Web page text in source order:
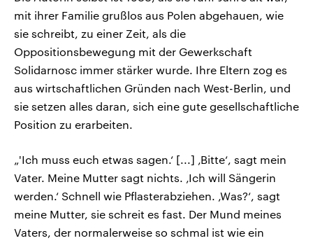
mit ihrer Familie grußlos aus Polen abgehauen, wie
sie schreibt, zu einer Zeit, als die
Oppositionsbewegung mit der Gewerkschaft
Solidarnosc immer stärker wurde. Ihre Eltern zog es
aus wirtschaftlichen Gründen nach West-Berlin, und
sie setzen alles daran, sich eine gute gesellschaftliche
Position zu erarbeiten.
„'Ich muss euch etwas sagen.‘ [...] ‚Bitte‘, sagt mein
Vater. Meine Mutter sagt nichts. ‚Ich will Sängerin
werden.‘ Schnell wie Pflasterabziehen. ‚Was?‘, sagt
meine Mutter, sie schreit es fast. Der Mund meines
Vaters, der normalerweise so schmal ist wie ein